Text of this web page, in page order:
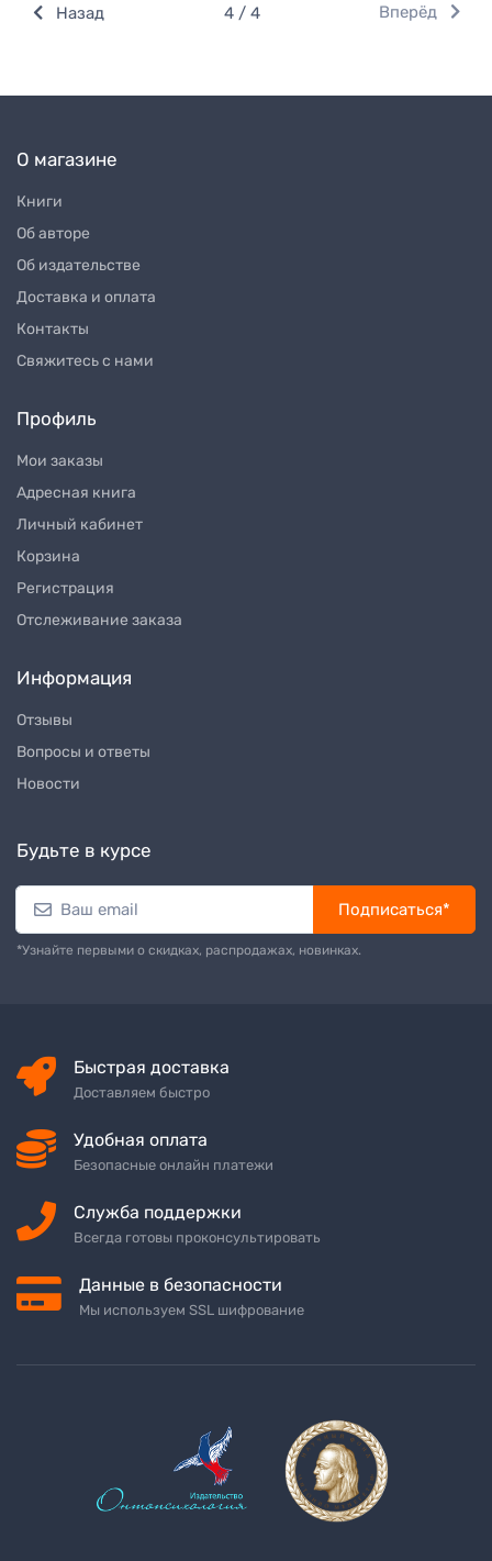
Назад 4 / 4 Вперёд
О магазине
Книги
Об авторе
Об издательстве
Доставка и оплата
Контакты
Свяжитесь с нами
Профиль
Мои заказы
Адресная книга
Личный кабинет
Корзина
Регистрация
Отслеживание заказа
Информация
Отзывы
Вопросы и ответы
Новости
Будьте в курсе
Подписаться*
*Узнайте первыми о скидках, распродажах, новинках.
Быстрая доставка
Доставляем быстро
Удобная оплата
Безопасные онлайн платежи
Служба поддержки
Всегда готовы проконсультировать
Данные в безопасности
Мы используем SSL шифрование